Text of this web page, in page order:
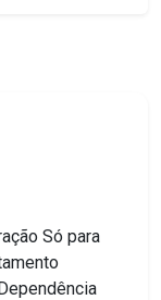
Só para